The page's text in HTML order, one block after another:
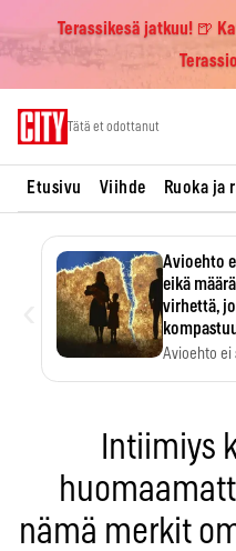
Terassikesä jatkuu! 🍺
Tätä et odottanut
Etusivu Viihde Ruoka ja
Avioehto
eikä
virhettä,
Avioehto ei
Intiimiys
nämä merkit